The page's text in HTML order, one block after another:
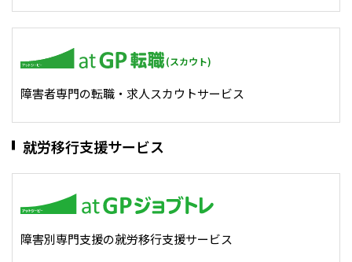
(スカウト)
障害者専門の転職・求人スカウトサービス
就労移行支援サービス
障害別専門支援の就労移行支援サービス
ご利用ガイド
メニューを閉じる